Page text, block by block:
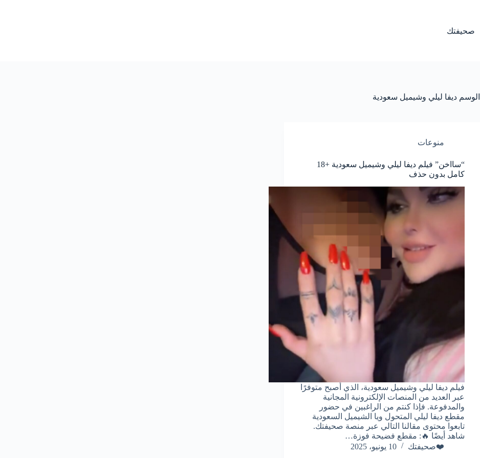
صحيفتك
الوسم ديفا ليلي وشيميل سعودية
منوعات
“سااخن” فيلم ديفا ليلي وشيميل سعودية +18
كامل بدون حذف
فيلم ديفا ليلي وشيميل سعودية، الذي أصبح متوفرًا
عبر العديد من المنصات الإلكترونية المجانية
والمدفوعة. فإذا كنتم من الراغبين في حضور
مقطع ديفا ليلي المتحول ويا الشيميل السعودية
تابعوا محتوى مقالنا التالي عبر منصة صحيفتك.
شاهد أيضًا 🔥: مقطع فضيحة فوزة…
❤️صحيفتك
10 يونيو، 2025